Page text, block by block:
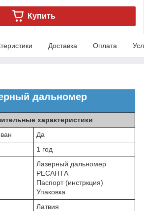
Купить
Доставка Оплата
дальномер
характеристики
Да
1 год
Лазерный дальномер
РЕСАНТА
Паспорт (инстркция)
Упаковка
Латвия